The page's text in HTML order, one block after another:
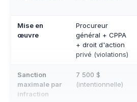
Mise en
œuvre
Procureur
général + CPPA
+ droit d'action
privé (violations)
Sanction
maximale par
infraction
7 500 $
(intentionnelle)